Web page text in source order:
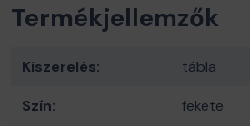
Termékjellemzők
Kiszerelés: tábla
Szín: fekete